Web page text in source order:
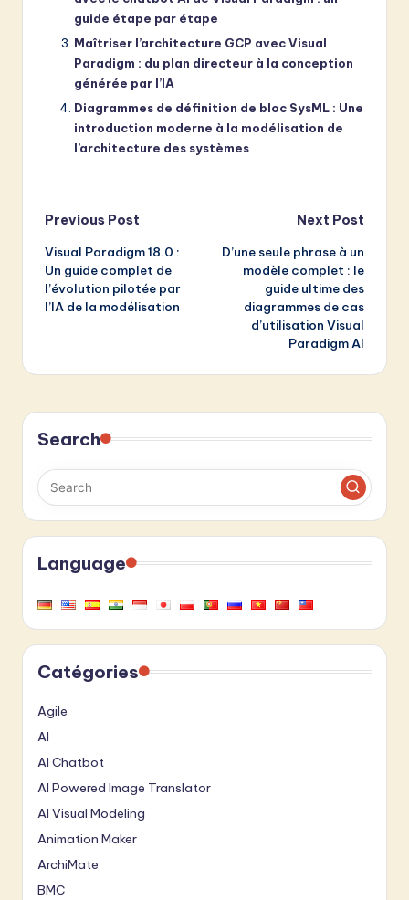
guide étape par étape
Maîtriser l’architecture GCP avec Visual
Paradigm : du plan directeur à la conception
générée par l’IA
Diagrammes de définition de bloc SysML : Une
introduction moderne à la modélisation de
l’architecture des systèmes
Post
navigation
Previous Post
Visual Paradigm 18.0 :
Un guide complet de
l’évolution pilotée par
l’IA de la modélisation
Next Post
D’une seule phrase à un
modèle complet : le
guide ultime des
diagrammes de cas
d’utilisation Visual
Paradigm AI
Search
Language
Catégories
Agile
AI
AI Chatbot
AI Powered Image Translator
AI Visual Modeling
Animation Maker
ArchiMate
BMC